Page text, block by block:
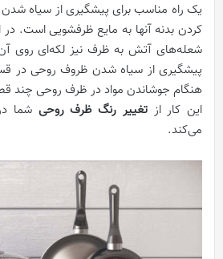
یک راه مناسب برای پیشگیری از سیاه
کردن بدنه آنها به مایع ظرفشویی است.
شعله‌های آتش به ظرف نیز لکه‌ای روی آن
پیشگیری از سیاه شدن ظروف روحی در
هنگام جوشاندن مواد در ظرف روحی چند
این کار ازتغییر رنگ ظرف روحی شما
می‌کند.